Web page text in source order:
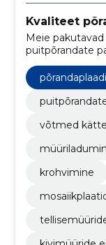
Kvaliteet
Meie
puitpõrandate
ehitusteenust,
põrandavalu ja
võtmed
krohvimine